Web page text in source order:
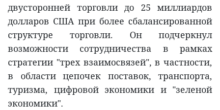
двусторонней торговли до 25 миллиардов
долларов США при более сбалансированной
структуре торговли. Он подчеркнул
возможности сотрудничества в рамках
стратегии "трех взаимосвязей", в частности,
в области цепочек поставок, транспорта,
туризма, цифровой экономики и "зеленой
экономики".